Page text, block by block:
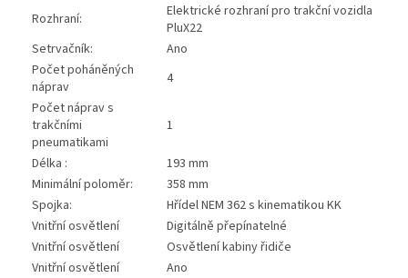
Rozhraní:
Elektrické rozhraní pro trakční vozidla
PluX22
Setrvačník:
Ano
Počet poháněných
náprav
4
Počet náprav s
trakčními
pneumatikami
1
Délka :
193 mm
Minimální poloměr:
358 mm
Spojka:
Hřídel NEM 362 s kinematikou KK
Vnitřní osvětlení
Digitálně přepínatelné
Vnitřní osvětlení
Osvětlení kabiny řidiče
Vnitřní osvětlení
Ano